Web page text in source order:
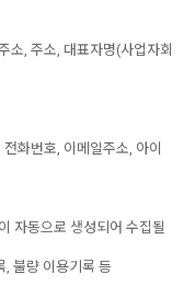
소, 주소, 대표자명(사업자회
화번호, 이메일주소, 아이
자동으로 생성되어 수집될
, 불량 이용기록 등